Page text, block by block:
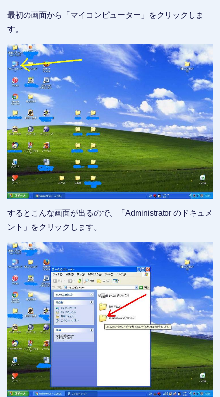
最初の画面から「マイコンピューター」をクリックしま
す。
するとこんな画面が出るので、「Administrator のドキュメ
ント」をクリックします。